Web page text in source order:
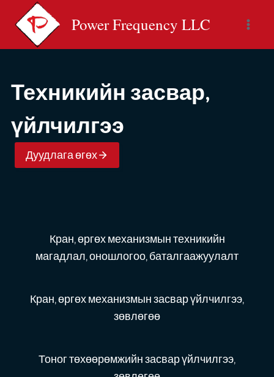
content
Power Frequency LLC
Техникийн засвар,
үйлчилгээ
Дуудлага өгөх
Кран, өргөх механизмын техникийн
магадлал, оношлогоо, баталгаажуулалт
Кран, өргөх механизмын засвар үйлчилгээ,
зөвлөгөө
Тоног төхөөрөмжийн засвар үйлчилгээ,